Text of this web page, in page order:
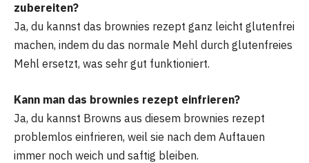
zubereiten?
Ja, du kannst das brownies rezept ganz leicht glutenfrei
machen, indem du das normale Mehl durch glutenfreies
Mehl ersetzt, was sehr gut funktioniert.
Kann man das brownies rezept einfrieren?
Ja, du kannst Browns aus diesem brownies rezept
problemlos einfrieren, weil sie nach dem Auftauen
immer noch weich und saftig bleiben.